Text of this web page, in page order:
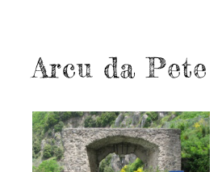
Arcu da Pete